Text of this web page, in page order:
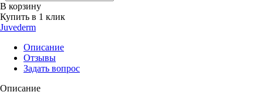
В корзину
Купить в 1 клик
Juvederm
Описание
Отзывы
Задать вопрос
Описание